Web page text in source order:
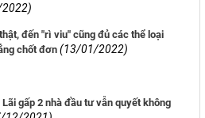
đến "rì viu" cũng đủ các thể loại
chốt đơn (13/01/2022)
gấp 2 nhà đầu tư vẫn quyết không